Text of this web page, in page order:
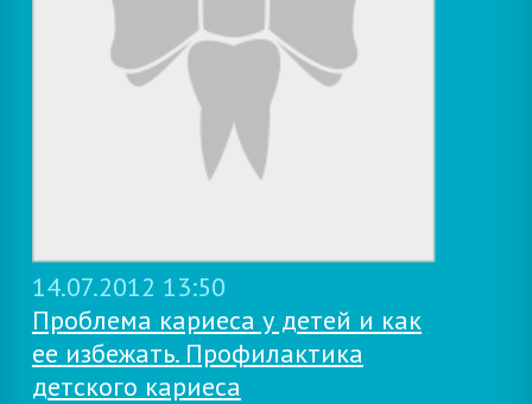
14.07.2012 13:50
Проблема кариеса у детей и как
ее избежать. Профилактика
детского кариеса